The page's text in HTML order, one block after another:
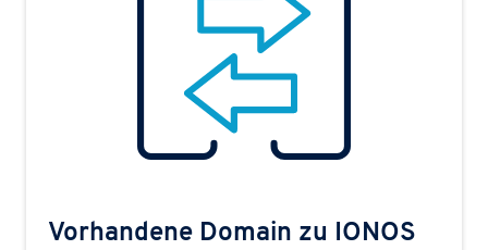
Vorhandene Domain zu IONOS